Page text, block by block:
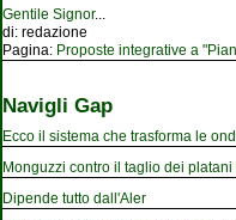
Gentile Signor...
di: redazione
Pagina: Proposte integrative a
Navigli Gap
Ecco il sistema che trasforma le
Monguzzi contro il taglio dei
Dipende tutto dall'Aler